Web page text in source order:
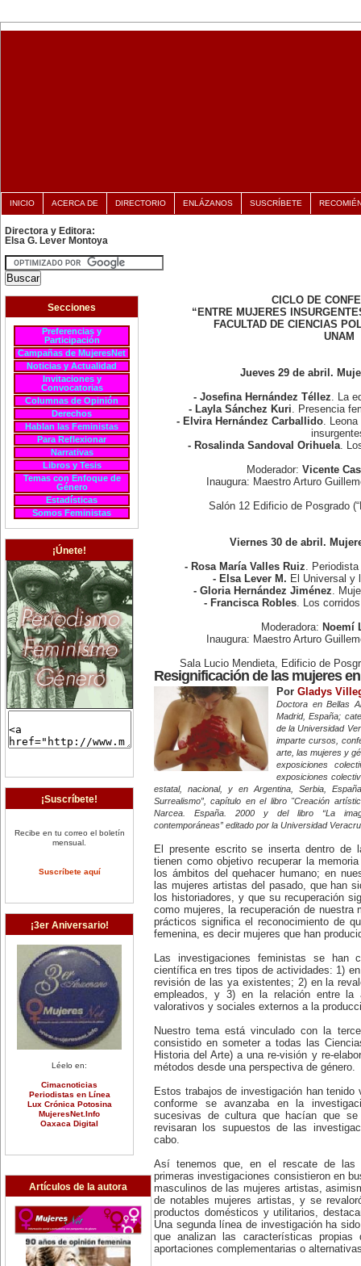
INICIO ACERCA DE DIRECTORIO ENLÁZANOS SUSCRÍBETE
Directora y Editora:
Elsa G. Lever Montoya
Secciones
Preferencias y
Participación
Campañas de MujeresNet
Noticias y Actualidad
Invitaciones y
Convocatorias
Columnas de Opinión
Derechos
Hablan las Feministas
Para Reflexionar
Narrativas
Libros y Tesis
Temas con Enfoque de
Género
Estadísticas
Somos Feministas
¡Únete!
¡Suscríbete!
Recibe en tu correo el boletín
mensual.
Suscríbete aquí
¡3er Aniversario!
Léelo en:
Cimacnoticias
Periodistas en Línea
Lux Crónica Potosina
MujeresNet.Info
Oaxaca Digital
Artículos de la autora
CICLO DE
“ENTRE MUJERES
FACULTAD DE CIENCIAS
UNAM
Jueves 29 de abril.
- Josefina Hernández Téllez . La
- Layla Sánchez Kuri . Presencia
- Elvira Hernández Carballido .
- Rosalinda Sandoval Orihuela.
Moderador: Vicente
Inaugura: Maestro Arturo
Salón 12 Edificio de Posgrado
Viernes 30 de abril.
- Rosa María Valles Ruiz .
- Elsa Lever M. El Universal y
- Gloria Hernández Jiménez .
- Francisca Robles . Los
Moderadora: Noemí
Inaugura: Maestro Arturo
Sala Lucio Mendieta, Edificio de
Resignificación de las mujeres
Por Gladys
Doctora en Bellas
Madrid, España;
de la Universidad
imparte cursos,
arte, las mujeres y
exposiciones
exposiciones
estatal, nacional, y en Argentina, Serbia,
Surrealismo”, capítulo en el libro "Creación
Narcea. España. 2000 y del libro “La
contemporáneas” editado por la Universidad
El presente escrito se inserta dentro de
tienen como objetivo recuperar la
los ámbitos del quehacer humano; en
las mujeres artistas del pasado, que han
los historiadores, y que su recuperación
como mujeres, la recuperación de nuestra
prácticos significa el reconocimiento de
femenina, es decir mujeres que han
Las investigaciones feministas se han
científica en tres tipos de actividades: 1)
revisión de las ya existentes; 2) en la
empleados, y 3) en la relación entre la
valorativos y sociales externos a la
Nuestro tema está vinculado con la
consistido en someter a todas las
Historia del Arte) a una re-visión y re-
métodos desde una perspectiva de género.
Estos trabajos de investigación han
conforme se avanzaba en la
sucesivas de cultura que hacían que
revisaran los supuestos de las
cabo.
Así tenemos que, en el rescate de las
primeras investigaciones consistieron en
masculinos de las mujeres artistas,
de notables mujeres artistas, y se
productos domésticos y utilitarios,
Una segunda línea de investigación ha
que analizan las características
aportaciones complementarias o